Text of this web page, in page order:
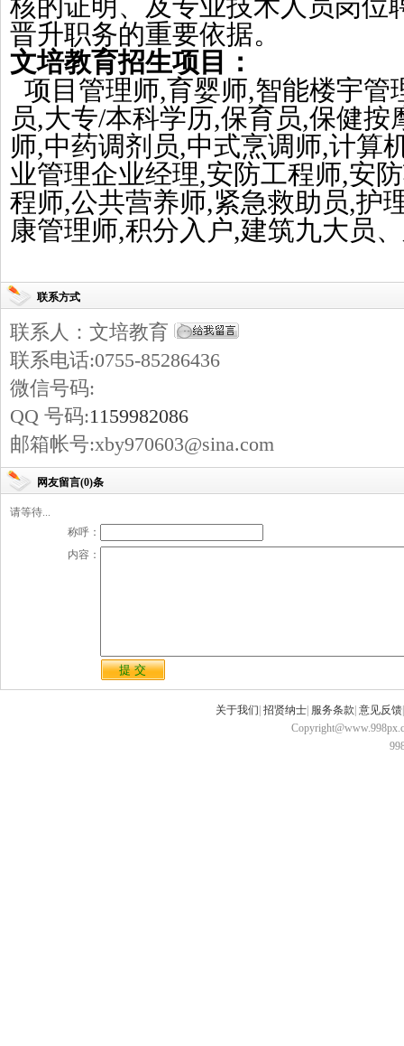
核的证明、及专业技术人员岗位
晋升职务的重要依据。
文培教育招生项目：
项目管理师,育婴师,智能楼宇管
员,大专/本科学历,保育员,保健按
师,中药调剂员,中式烹调师,计算
业管理企业经理,安防工程师,安
程师,公共营养师,紧急救助员,护
康管理师,积分入户,建筑九大员
联系方式
联系人：文培教育
联系电话:0755-85286436
微信号码:
QQ 号码:1159982086
邮箱帐号:xby970603@sina.com
网友留言(0)条
请等待...
称呼：
内容：
关于我们 招贤纳士 服务条款 意见反馈